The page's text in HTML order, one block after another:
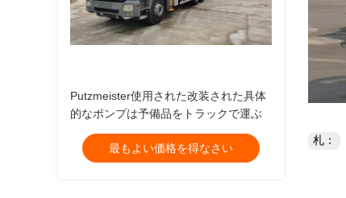
Putzmeister使用された改装された具体
的なポンプは予備品をトラックで運ぶ
最もよい価格を得なさい
札：